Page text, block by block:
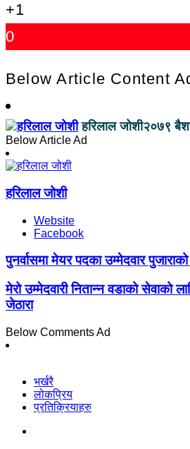
+1
0
Below Article Content
हरिलाल जोशी२०७९
Below Article Ad
हरिलाल जोशी
Website
Facebook
पुनर्वासमा मेयर पदका उम्मेदवार
मेरो उम्मेदवारी नितान्न वडाको सेवाको
जेठारा
Below Comments Ad
भर्खरै
लोकप्रिय
प्रतिक्रियाहरु